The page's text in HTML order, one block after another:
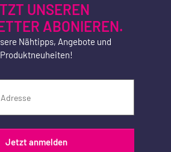
UNSEREN
ABONIEREN.
Nähtipps, Angebote und
Produktneuheiten!
Jetzt anmelden